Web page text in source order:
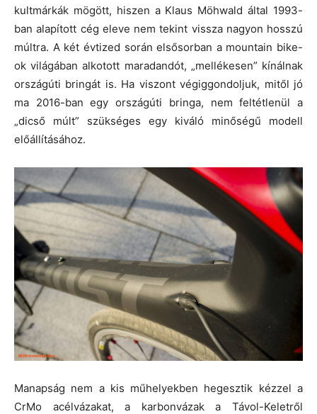
kultmárkák mögött, hiszen a Klaus Möhwald által 1993-
ban alapított cég eleve nem tekint vissza nagyon hosszú
múltra. A két évtized során elsősorban a mountain bike-
ok világában alkotott maradandót, „mellékesen” kínálnak
országúti bringát is. Ha viszont végiggondoljuk, mitől jó
ma 2016-ban egy országúti bringa, nem feltétlenül a
„dicső múlt” szükséges egy kiváló minőségű modell
előállításához.
Manapság nem a kis műhelyekben hegesztik kézzel a
CrMo acélvázakat, a karbonvázak a Távol-Keletről